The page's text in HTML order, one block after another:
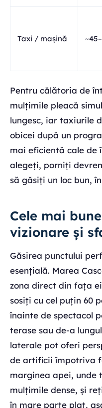
Taxi / mașină
Pentru călătoria de
mulțimile pleacă
lungesc, iar taxiurile
obicei după un
mai eficientă cale de
alegeți, porniți
să găsiți un loc bun,
Cele mai
vizionare și
Găsirea punctului
esențială. Marea
zona direct din fața
sosiți cu cel puțin 60
înainte de spectacol
terase sau de-a
laterale pot oferi
de artificii împotriva
marginea apei, unde
mulțimile dense, și
în mare parte plat,